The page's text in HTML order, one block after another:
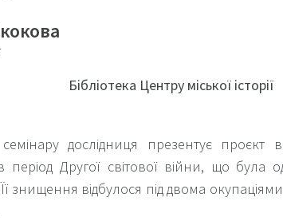
Бібліотека Центру міської історії
дослідниця презентує проєкт
Другої світової війни, що була
знищення відбулося під двома